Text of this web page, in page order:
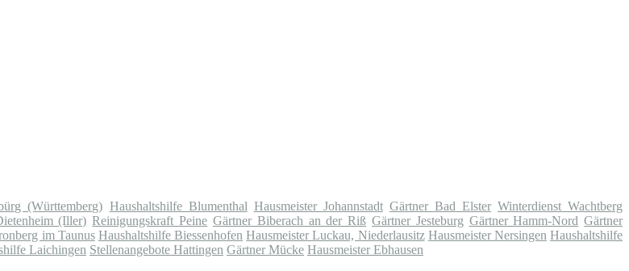
(Württemberg) Haushaltshilfe Blumenthal Hausmeister Johannstadt Gärtner Bad Elster Winterdienst Wachtberg
(Iller) Reinigungskraft Peine Gärtner Biberach an der Riß Gärtner Jesteburg Gärtner Hamm-Nord Gärtner
im Taunus Haushaltshilfe Biessenhofen Hausmeister Luckau, Niederlausitz Hausmeister Nersingen Haushaltshilfe
Laichingen Stellenangebote Hattingen Gärtner Mücke Hausmeister Ebhausen